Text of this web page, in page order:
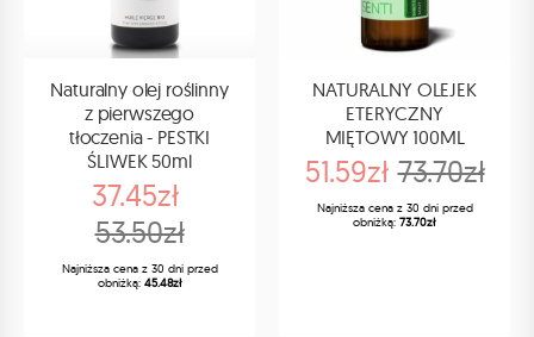
Naturalny olej roślinny
z pierwszego
tłoczenia - PESTKI
ŚLIWEK 50ml
37.45zł
53.50zł
Najniższa cena z 30 dni przed
obniżką: 45.48zł
NATURALNY OLEJEK
ETERYCZNY
MIĘTOWY 100ML
51.59zł 73.70zł
Najniższa cena z 30 dni przed
obniżką: 73.70zł